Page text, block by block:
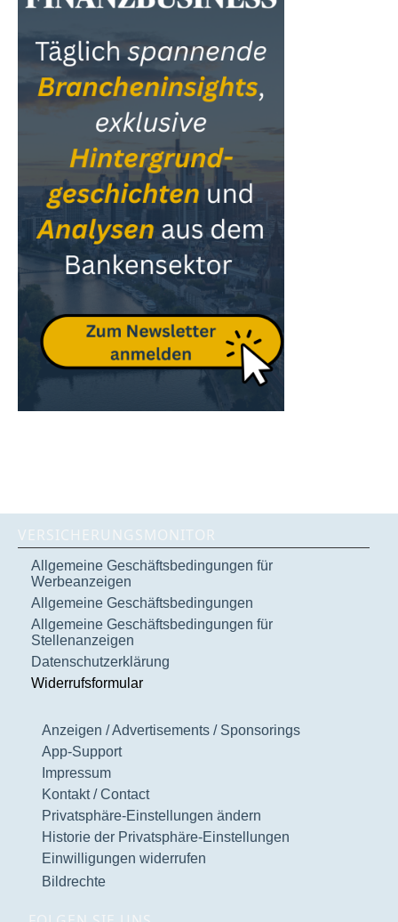
VERSICHERUNGSMONITOR
Allgemeine Geschäftsbedingungen für
Werbeanzeigen
Allgemeine Geschäftsbedingungen
Allgemeine Geschäftsbedingungen für
Stellenanzeigen
Datenschutzerklärung
Widerrufsformular
Anzeigen / Advertisements / Sponsorings
App-Support
Impressum
Kontakt / Contact
Privatsphäre-Einstellungen ändern
Historie der Privatsphäre-Einstellungen
Einwilligungen widerrufen
Bildrechte